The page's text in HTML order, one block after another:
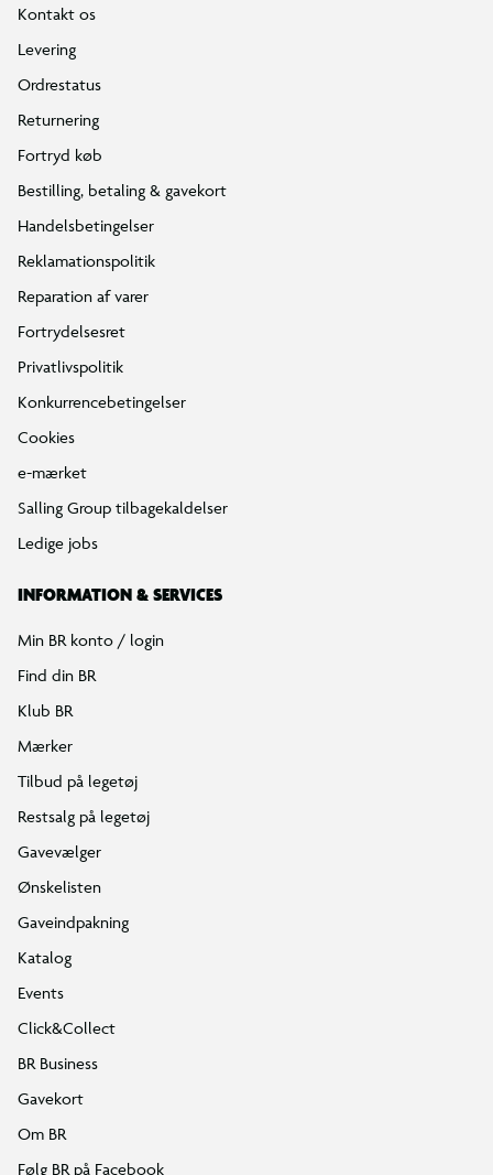
Kontakt os
Levering
Ordrestatus
Returnering
Fortryd køb
Bestilling, betaling & gavekort
Handelsbetingelser
Reklamationspolitik
Reparation af varer
Fortrydelsesret
Privatlivspolitik
Konkurrencebetingelser
Cookies
e-mærket
Salling Group tilbagekaldelser
Ledige jobs
INFORMATION & SERVICES
Min BR konto / login
Find din BR
Klub BR
Mærker
Tilbud på legetøj
Restsalg på legetøj
Gavevælger
Ønskelisten
Gaveindpakning
Katalog
Events
Click&Collect
BR Business
Gavekort
Om BR
Følg BR på Facebook